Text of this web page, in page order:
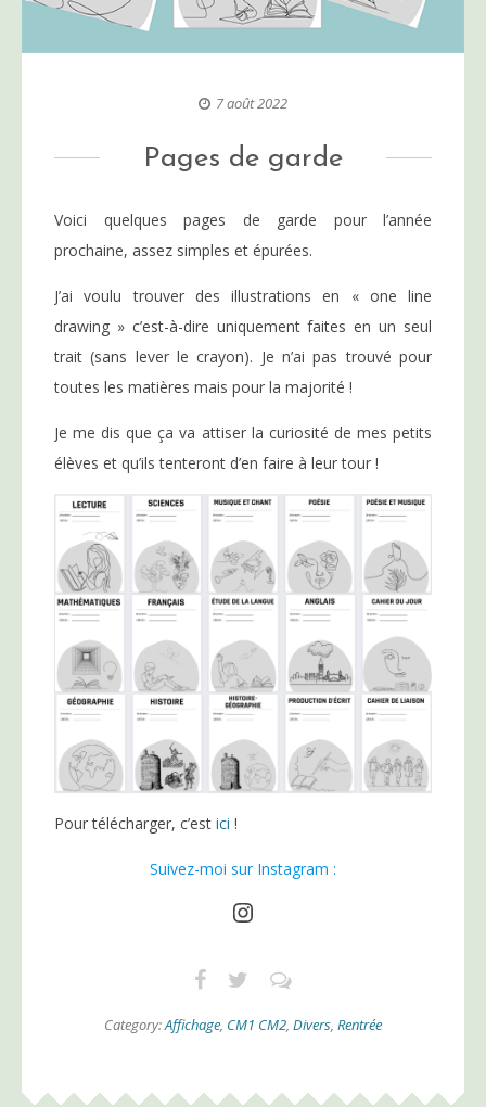
7 août 2022
Pages de garde
Voici quelques pages de garde pour l’année
prochaine, assez simples et épurées.
J’ai voulu trouver des illustrations en « one line
drawing » c’est-à-dire uniquement faites en un seul
trait (sans lever le crayon). Je n’ai pas trouvé pour
toutes les matières mais pour la majorité !
Je me dis que ça va attiser la curiosité de mes petits
élèves et qu’ils tenteront d’en faire à leur tour !
Pour télécharger, c’est ici !
Suivez-moi sur Instagram :
Instagram
Category:Affichage, CM1 CM2, Divers, Rentrée